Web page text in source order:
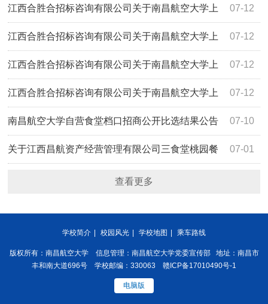
商比选采购公告
厅108商铺招租项目（招标编号：JXYL2026-G0436）终止
公告
07-12
江西合胜合招标咨询有限公司关于南昌航空大学上
海路学生食堂二楼监控设备采购项目（项目编
号:HSH2026ZJ062）谈判比选公告
07-12
江西合胜合招标咨询有限公司关于南昌航空大学上
海路学生食堂二楼桌椅采购项目（项目编
号:HSH2026ZJ061）谈判比选公告
07-12
江西合胜合招标咨询有限公司关于南昌航空大学上
海路学生食堂二楼空调采购项目（项目编
号:HSH2026ZJ059）谈判比选公告
07-12
江西合胜合招标咨询有限公司关于南昌航空大学上
海路学生食堂二楼厨具设备采购项目（项目编
号:HSH2026ZJ058）谈判比选公告
07-10
南昌航空大学自营食堂档口招商公开比选结果公告
07-01
关于江西昌航资产经营管理有限公司三食堂桃园餐
厅108商铺招租项目（采购编号：JXYL2026-B0436）公开
查看更多
学校简介 校园风光 学校地图 乘车路线
版权所有：南昌航空大学 信息管理：南昌航空大学党委宣传部 地址：南昌市
丰和南大道696号 学校邮编：330063 赣ICP备17010490号-1
电脑版